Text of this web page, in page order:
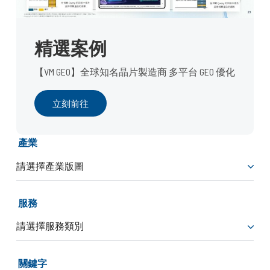
精選案例
【VM GEO】全球知名晶片製造商 多平台 GEO 優化
立刻前往
產業
服務
關鍵字